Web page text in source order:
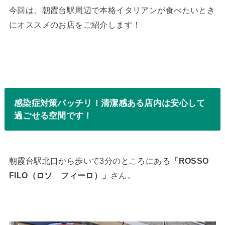
今回は、朝霞台駅周辺で本格イタリアンが食べたいとき
にオススメのお店をご紹介します！
感染症対策バッチリ！清潔感ある店内は安心して
過ごせる空間です！
朝霞台駅北口から歩いて3分のところにある
「ROSSO
FILO（ロソ フィーロ）」
さん。